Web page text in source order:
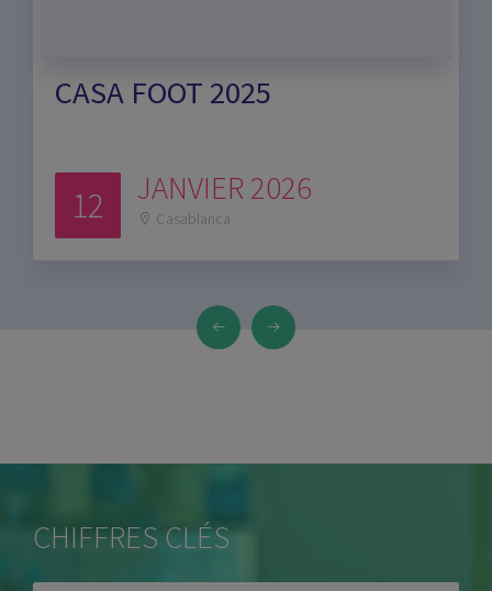
CASA FOOT 2025
12 JANVIER 2026
Casablanca
CHIFFRES CLÉS